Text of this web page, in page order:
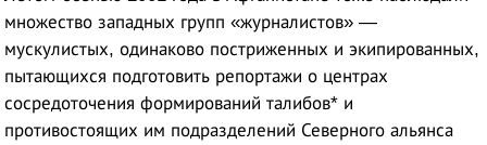
множество западных групп «журналистов» —
мускулистых, одинаково постриженных и экипированных,
пытающихся подготовить репортажи о центрах
сосредоточения формирований талибов* и
противостоящих им подразделений Северного альянса